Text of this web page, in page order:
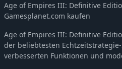
Age of Empires III: Definitive
Gamesplanet.com kaufen
Age of Empires III: Definitive
der beliebtesten
verbesserten Funktionen und